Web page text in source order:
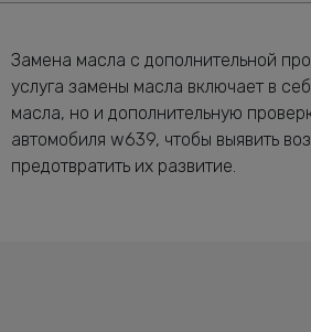
Замена масла с дополнительной
услуга замены масла включает в
масла, но и дополнительную
автомобиля w639, чтобы выявить
предотвратить их развитие.